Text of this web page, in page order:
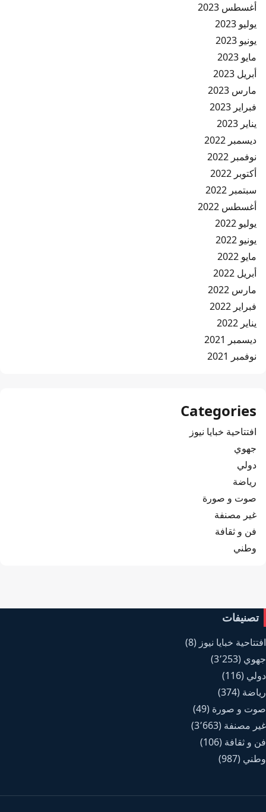
أغسطس 2023
يوليو 2023
يونيو 2023
مايو 2023
أبريل 2023
مارس 2023
فبراير 2023
يناير 2023
ديسمبر 2022
نوفمبر 2022
أكتوبر 2022
سبتمبر 2022
أغسطس 2022
يوليو 2022
يونيو 2022
مايو 2022
أبريل 2022
مارس 2022
فبراير 2022
يناير 2022
ديسمبر 2021
نوفمبر 2021
Categories
افتتاحية خبايا نيوز
جهوي
دولي
رياضة
صوت و صورة
غير مصنفة
فن و ثقافة
وطني
تصنيفات
افتتاحية خبايا نيوز (8)
جهوي (3٬253)
دولي (116)
رياضة (374)
صوت و صورة (49)
غير مصنفة (3٬663)
فن و ثقافة (106)
وطني (987)